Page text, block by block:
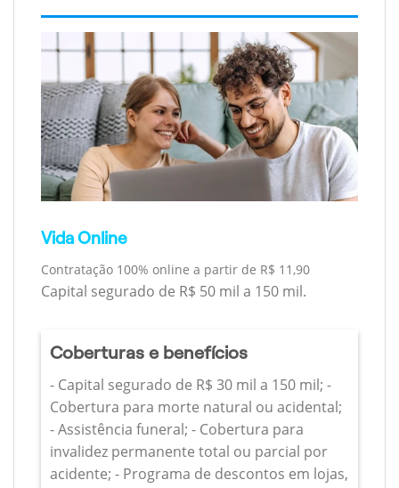
Vida Online
Contratação 100% online a partir de R$ 11,90
Capital segurado de R$ 50 mil a 150 mil.
Coberturas e benefícios
- Capital segurado de R$ 30 mil a 150 mil; -
Cobertura para morte natural ou acidental;
- Assistência funeral; - Cobertura para
invalidez permanente total ou parcial por
acidente; - Programa de descontos em lojas,